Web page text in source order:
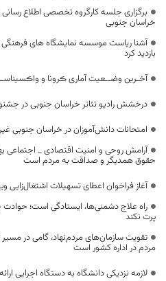
برگزاری جلسه کارگروه تخصصی اطلاع
خراسان جنوبی
آشنا ریاست موسسه نمایشگاه های فرهنگی
بازدید کرد
آخـرین وضــعیت آماری ڪرونا و
درخشش رادیو تئاتر خراسان جنوبی در
امتحانات دانش‌آموزان در خراسان جنوبی
آرامش روحی و امنیت اقتصادی _ اجتماعی
حقوق همدیگر و صداقت به مردم است
آغاز فراخوان اعطای تسهیلات اشتغال‌زایی
راه علاج دشمنی‌ها، ایستادگی است؛
پرت نکند
تقویت سازمان‌های مردم‌نهاد، گامی در
مردم در اداره کشور است
لازمه نزدیکی دانشگاه به دستگاه اجرایی